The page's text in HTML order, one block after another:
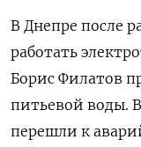
В Днепре после
работать
Борис Филатов
питьевой воды.
перешли к